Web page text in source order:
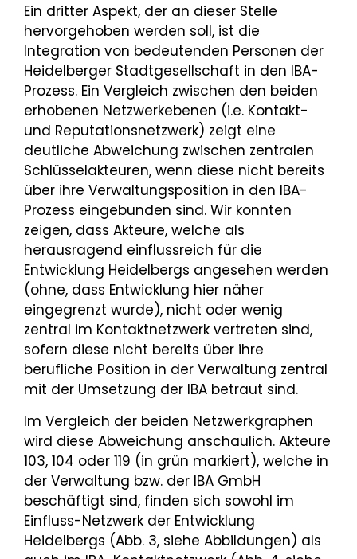
Ein dritter Aspekt, der an dieser Stelle
hervorgehoben werden soll, ist die
Integration von bedeutenden Personen der
Heidelberger Stadtgesellschaft in den IBA-
Prozess. Ein Vergleich zwischen den beiden
erhobenen Netzwerkebenen (i.e. Kontakt-
und Reputationsnetzwerk) zeigt eine
deutliche Abweichung zwischen zentralen
Schlüsselakteuren, wenn diese nicht bereits
über ihre Verwaltungsposition in den IBA-
Prozess eingebunden sind. Wir konnten
zeigen, dass Akteure, welche als
herausragend einflussreich für die
Entwicklung Heidelbergs angesehen werden
(ohne, dass Entwicklung hier näher
eingegrenzt wurde), nicht oder wenig
zentral im Kontaktnetzwerk vertreten sind,
sofern diese nicht bereits über ihre
berufliche Position in der Verwaltung zentral
mit der Umsetzung der IBA betraut sind.
Im Vergleich der beiden Netzwerkgraphen
wird diese Abweichung anschaulich. Akteure
103, 104 oder 119 (in grün markiert), welche in
der Verwaltung bzw. der IBA GmbH
beschäftigt sind, finden sich sowohl im
Einfluss-Netzwerk der Entwicklung
Heidelbergs (Abb. 3, siehe Abbildungen) als